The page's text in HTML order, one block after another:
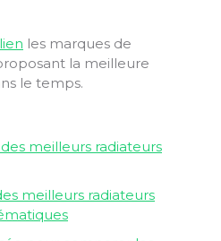
les marques de
la meilleure
le temps.
meilleurs radiateurs
meilleurs radiateurs